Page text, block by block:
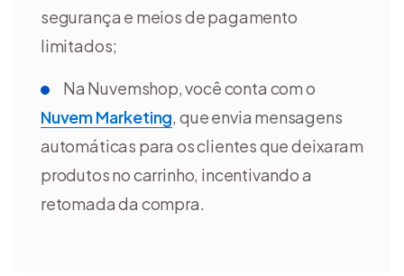
segurança e meios de pagamento
limitados;
Na Nuvemshop, você conta com o
Nuvem Marketing, que envia mensagens
automáticas para os clientes que deixaram
produtos no carrinho, incentivando a
retomada da compra.